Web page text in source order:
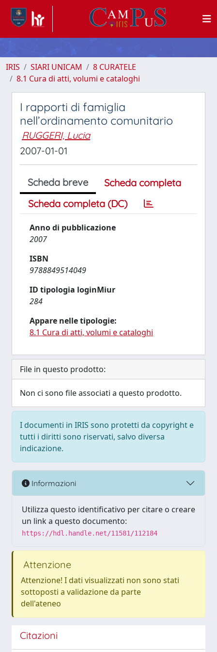
IRIS SIARI UNICAM
8 CURATELE
8.1 Cura di atti, volumi e cataloghi
I rapporti di famiglia
nell’ordinamento comunitario
RUGGERI, Lucia
2007-01-01
Scheda breve
Scheda completa
Scheda completa (DC)
Anno di pubblicazione
2007
ISBN
9788849514049
ID tipologia loginMiur
284
Appare nelle tipologie:
8.1 Cura di atti, volumi e cataloghi
File in questo prodotto:
Non ci sono file associati a questo prodotto.
I documenti in IRIS sono protetti da copyright e
tutti i diritti sono riservati, salvo diversa
indicazione.
Informazioni
Utilizza questo identificativo per citare o creare
un link a questo documento:
https://hdl.handle.net/11581/112184
Attenzione
Attenzione! I dati visualizzati non sono stati
sottoposti a validazione da parte
dell'ateneo
Citazioni